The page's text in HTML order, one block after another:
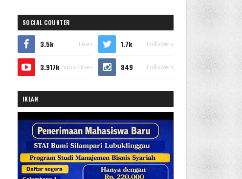
SOCIAL COUNTER
3.5k Likes 1.7k Followers
3.917k Subscribes 849 Followers
IKLAN